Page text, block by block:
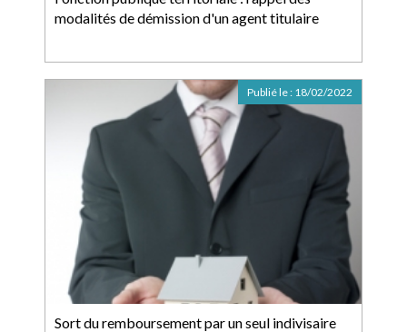
modalités de démission d'un agent titulaire
Sort du remboursement par un seul indivisaire
Publié le : 18/02/2022